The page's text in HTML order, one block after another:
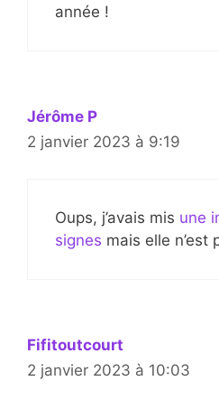
année !
Jérôme P
2 janvier 2023 à 9:19
Oups, j’avais mis une
signes mais elle n’est
Fifitoutcourt
2 janvier 2023 à 10:03